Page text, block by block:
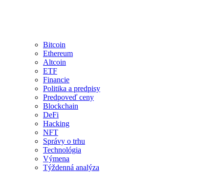
Bitcoin
Ethereum
Altcoin
ETF
Financie
Politika a predpisy
Predpoveď ceny
Blockchain
DeFi
Hacking
NFT
Správy o trhu
Technológia
Výmena
Týždenná analýza